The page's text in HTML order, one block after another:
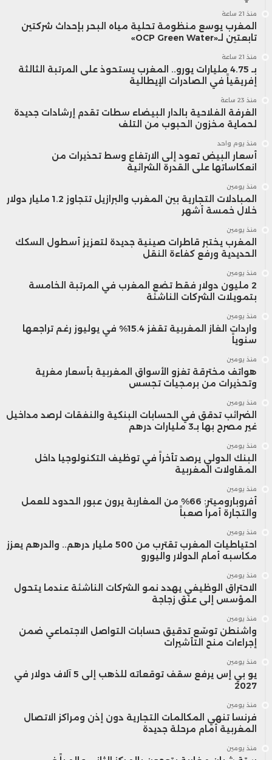
منذ 21 ساعة
المغرب يوسع منظومة تحلية مياه البحر بإحداث شركتين
تابعتين لـ«OCP Green Water»
منذ 21 ساعة
بـ 4.75 مليارات يورو.. المغرب يستحوذ على المرتبة الثالثة
إفريقياً في الصادرات الإيطالية
منذ 23 ساعة
الغرفة الفلاحية بالدار البيضاء سطات تقدم إرشادات جديدة
لحماية مخزون الحبوب من التلف
منذ يوم واحد
أسعار البيض تعود إلى الارتفاع وسط تحذيرات من
انعكاساتها على القدرة الشرائية
منذ يومين
المبادلات التجارية بين المغرب والبرازيل تتجاوز 1.2 مليار دولار
خلال خمسة أشهر
منذ يومين
المغرب يختبر قاطرات صينية جديدة لتعزيز أسطول السكك
الحديدية ورفع كفاءة النقل
منذ يومين
2 مليون دولار فقط تضع المغرب في المرتبة الخامسة
بتمويلات الشركات الناشئة
منذ يومين
واردات الغاز المغربية تقفز 15.4% في يوليوز رغم تراجعها
سنوياً
منذ يومين
هواتف مخترقة تغزو الأسواق المغربية بأسعار مغرية
وتحذيرات من برمجيات تجسس
منذ يومين
الضرائب تدقق في الحسابات البنكية والنفقات لرصد مداخيل
غير مصرح بها بـ3 مليارات درهم
منذ يومين
البنك الدولي يرصد تأخراً في توظيف التكنولوجيا داخل
المقاولات المغربية
منذ يومين
أفروباروميتر: 66% من المغاربة يرون عبور الحدود للعمل
والتجارة أمراً صعباً
منذ يومين
احتياطيات المغرب تقترب من 500 مليار درهم.. والدرهم يعزز
مكاسبه أمام الدولار واليورو
منذ يومين
الاحتراق الوظيفي يهدد نمو الشركات الناشئة عندما يتحول
المؤسس إلى عنق زجاجة
منذ يومين
واشنطن توسّع تدقيق حسابات التواصل الاجتماعي ضمن
إجراءات منح التأشيرات
منذ يومين
يو بي إس يرفع سقف توقعاته للذهب إلى 5 آلاف دولار في
2027
منذ يومين
فرنسا تنهي المكالمات التجارية دون إذن ومراكز الاتصال
المغربية أمام مرحلة جديدة
منذ يومين